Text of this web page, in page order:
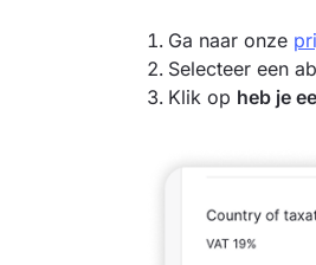
Ga naar onze
Selecteer een
Klik op heb je